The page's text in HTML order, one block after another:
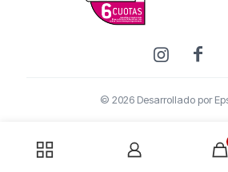
© 2026 Desarrollado por